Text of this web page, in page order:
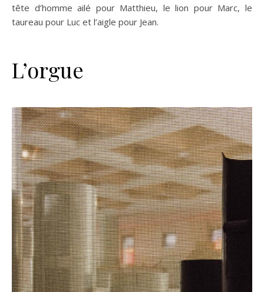
tête d’homme ailé pour Matthieu, le lion pour Marc, le
taureau pour Luc et l’aigle pour Jean.
L’orgue